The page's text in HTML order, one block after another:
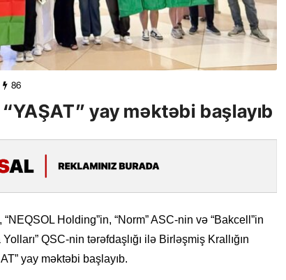
86
yay məktəbi başlayıb
“NEQSOL Holding”in, “Norm” ASC-nin və “Bakcell”in
QSC-nin tərəfdaşlığı ilə Birləşmiş Krallığın
yay məktəbi başlayıb.